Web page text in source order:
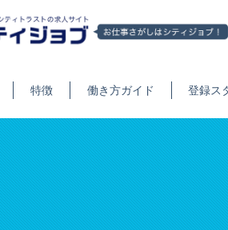
特徴 働き方ガイド 登録ス